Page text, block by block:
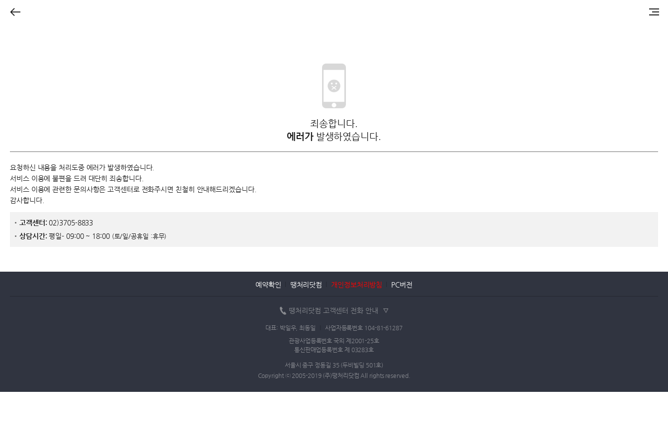
죄송합니다.
에러가발생하였습니다.
요청하신 내용을 처리도중 에러가 발생하였습니다.
서비스 이용에 불편을 드려 대단히 죄송합니다.
서비스 이용에 관련한 문의사항은 고객센터로 전화주시면 친철히 안내해드리겠습니다.
감사합니다.
고객센터:02)3705-8833
상담시간:평일- 09:00 ~ 18:00 (토/일/공휴일 :휴무)
예약확인 땡처리닷컴 개인정보처리방침 PC버전
땡처리닷컴 고객센터 전화 안내
대표: 박일우, 최동일
사업자등록번호 104-81-61287
관광사업등록번호 국외 제2001-25호
통신판매업등록번호 제 03283호
서울시 중구 정동길 35 (두비빌딩 501호)
Copyright ⓒ 2005-2019 (주)땡처리닷컴 All rights reserved.